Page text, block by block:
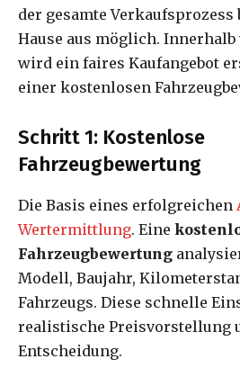
der gesamte Verkaufsprozess
Hause aus möglich.
wird ein faires Kaufangebot
einer kostenlosen
Schritt 1: Kostenlose
Fahrzeugbewertung
Die Basis eines erfolgreichen
Wertermittlung. Eine
Fahrzeugbewertung
Modell, Baujahr,
Fahrzeugs. Diese schnelle
realistische Preisvorstellung
Entscheidung.